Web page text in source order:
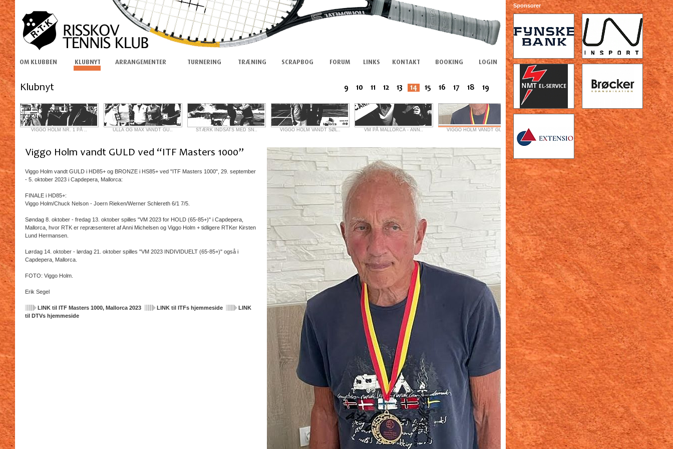
VIGGO HOLM NR. 1 PÅ .. ULLA OG MAX VANDT GU.. STÆRK INDSATS MED SN.. VIGGO HOLM VANDT SØL.. VM PÅ MALLORCA - ANN.. VIGGO HOLM VANDT GUL..
Viggo Holm vandt GULD i HD85+ og BRONZE i HS85+ ved "ITF Masters 1000", 29. september
- 5. oktober 2023 i Capdepera, Mallorca:
FINALE i HD85+:
Viggo Holm/Chuck Nelson - Joern Rieken/Werner Schlereth 6/1 7/5.
Søndag 8. oktober - fredag 13. oktober spilles "VM 2023 for HOLD (65-85+)" i Capdepera,
Mallorca, hvor RTK er repræsenteret af Anni Michelsen og Viggo Holm + tidligere RTKer Kirsten
Lund Hermansen.
Lørdag 14. oktober - lørdag 21. oktober spilles "VM 2023 INDIVIDUELT (65-85+)" også i
Capdepera, Mallorca.
FOTO: Viggo Holm.
Erik Segel
LINK til ITF Masters 1000, Mallorca 2023 LINK til ITFs hjemmeside
LINK
til DTVs hjemmeside
Sponsorer